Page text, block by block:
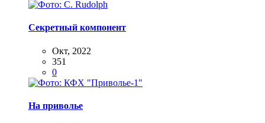
Секретный компонент
Окт, 2022
351
0
На приволье